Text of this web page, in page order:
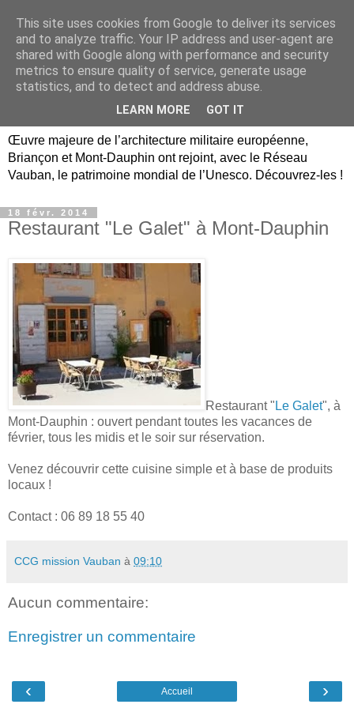
Briançon, Mont-Dauphin,
Vauban Unesco Hautes-
Œuvre majeure de l’architecture militaire européenne,
Briançon et Mont-Dauphin ont rejoint, avec le Réseau
Vauban, le patrimoine mondial de l’Unesco. Découvrez-les !
18 févr. 2014
Restaurant "Le Galet" à Mont-Dauphin
Restaurant " Le Galet", à
Mont-Dauphin : ouvert pendant toutes les vacances de
février, tous les midis et le soir sur réservation.
Venez découvrir cette cuisine simple et à base de produits
locaux !
Contact : 06 89 18 55 40
CCG mission Vauban à 09:10
Aucun commentaire:
Enregistrer un commentaire
‹ ›
Accueil
This site uses cookies from Google to deliver its services
and to analyze traffic. Your IP address and user-agent are
shared with Google along with performance and security
metrics to ensure quality of service, generate usage
statistics, and to detect and address abuse.
LEARN MORE GOT IT